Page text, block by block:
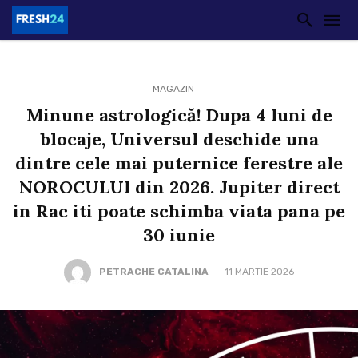
MAGAZIN
Minune astrologică! Dupa 4 luni de
blocaje, Universul deschide una
dintre cele mai puternice ferestre ale
NOROCULUI din 2026. Jupiter direct
in Rac iti poate schimba viata pana pe
30 iunie
PETRACHE CATALINA 11 MARTIE 2026